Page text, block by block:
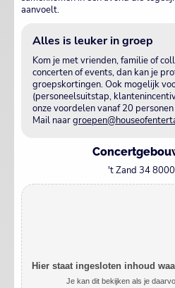
aanvoelt.
Alles is leuker in groep
Kom je met vrienden, familie of
concerten of events, dan kan je
groepskortingen. Ook mogelijk
(personeelsuitstap,
onze voordelen vanaf 20
Mail naar
't Zand 34
Hier staat ingesloten inhoud
Je kan dit bekijken als je